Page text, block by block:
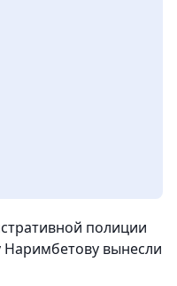
полиции
Наримбетову вынесли